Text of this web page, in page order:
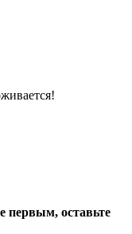
первым, оставьте